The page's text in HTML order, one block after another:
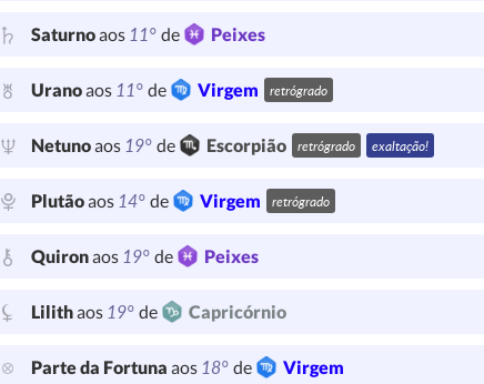
Saturnoaos 11° de Peixes
Uranoaos 11° de Virgem retrógrado
Netunoaos 19° de Escorpião retrógrado exaltação!
Plutãoaos 14° de Virgem retrógrado
Quironaos 19° de Peixes
Lilithaos 19° de Capricórnio
Parte da Fortuna aos 18° de Virgem